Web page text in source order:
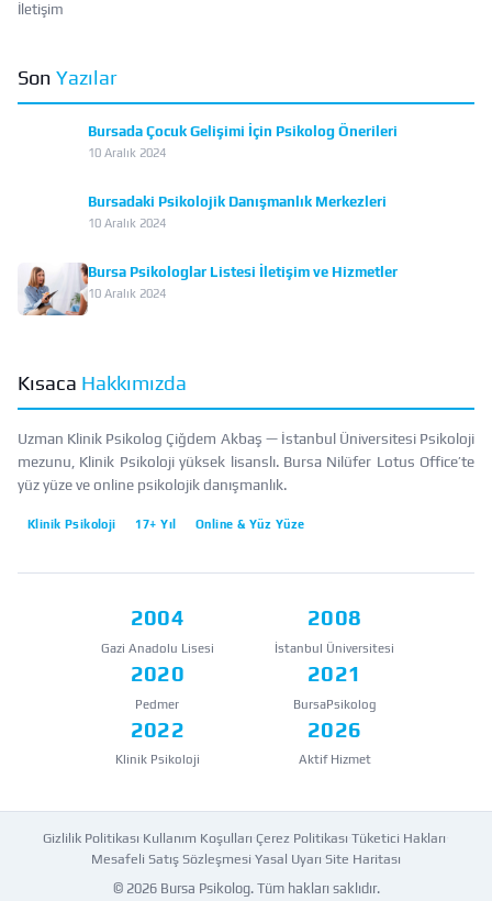
İletişim
Son Yazılar
Bursada Çocuk Gelişimi İçin Psikolog Önerileri
10 Aralık 2024
Bursadaki Psikolojik Danışmanlık Merkezleri
10 Aralık 2024
Bursa Psikologlar Listesi İletişim ve Hizmetler
10 Aralık 2024
Kısaca Hakkımızda
Uzman Klinik Psikolog Çiğdem Akbaş — İstanbul Üniversitesi Psikoloji
mezunu, Klinik Psikoloji yüksek lisanslı. Bursa Nilüfer Lotus Office’te
yüz yüze ve online psikolojik danışmanlık.
Klinik Psikoloji 17+ Yıl Online & Yüz Yüze
2004
Gazi Anadolu Lisesi
2008
İstanbul Üniversitesi
2020
Pedmer
2021
BursaPsikolog
2022
Klinik Psikoloji
2026
Aktif Hizmet
Gizlilik Politikası Kullanım Koşulları Çerez Politikası Tüketici Hakları
Mesafeli Satış Sözleşmesi Yasal Uyarı Site Haritası
© 2026 Bursa Psikolog. Tüm hakları saklıdır.